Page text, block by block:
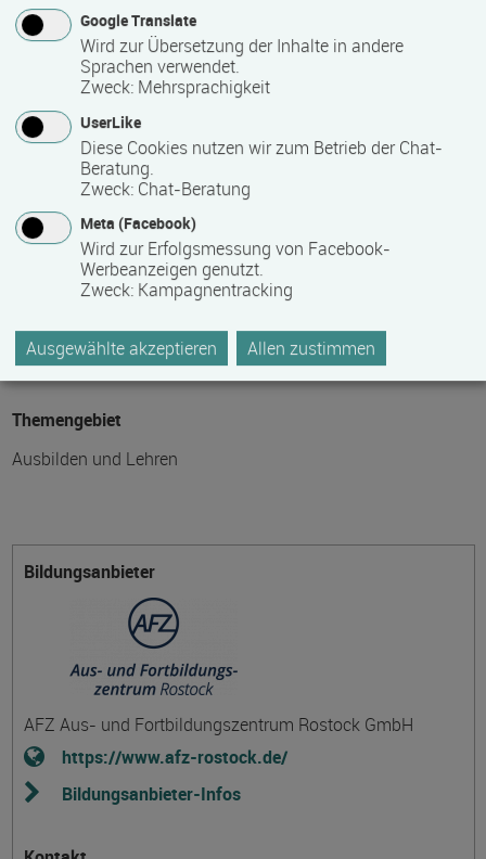
inkl. Seminarunterlagen
Hinweis des Datenbankbetreibers: Bitte erfragen Sie beim
Anbieter eventuell auftretende Nebenkosten!
Fördermöglichkeiten
auf Anfrage
Weitere Informationen im Internet
auf der Internetseite des Bildungsanbieters
Themengebiet
Ausbilden und Lehren
Bildungsanbieter
AFZ Aus- und Fortbildungszentrum Rostock GmbH
https://www.afz-rostock.de/
Bildungsanbieter-Infos
Google Translate
Wird zur Übersetzung der Inhalte in andere
Sprachen verwendet.
Zweck: Mehrsprachigkeit
UserLike
Diese Cookies nutzen wir zum Betrieb der Chat-
Beratung.
Zweck: Chat-Beratung
Meta (Facebook)
Wird zur Erfolgsmessung von Facebook-
Werbeanzeigen genutzt.
Zweck: Kampagnentracking
Ausgewählte akzeptieren Allen zustimmen